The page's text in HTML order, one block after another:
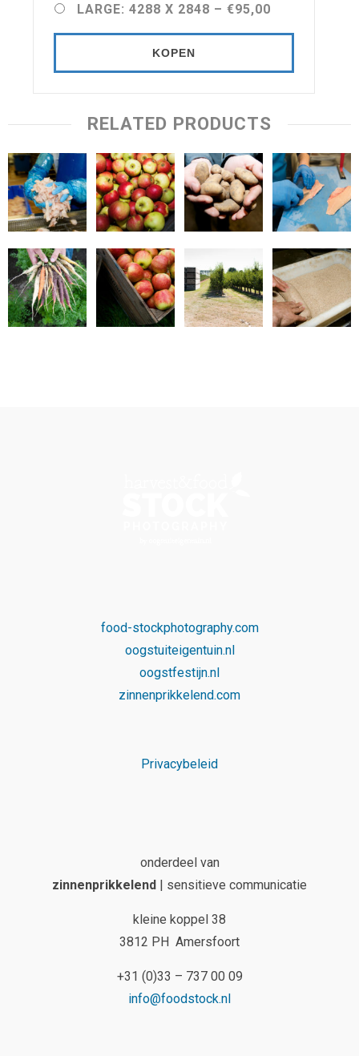
LARGE: 4288 X 2848 – €95,00
KOPEN
RELATED PRODUCTS
food-stockphotography.com
oogstuiteigentuin.nl
oogstfestijn.nl
zinnenprikkelend.com
Privacybeleid
onderdeel van
zinnenprikkelend
| sensitieve communicatie
kleine koppel 38
3812 PH Amersfoort
+31 (0)33 – 737 00 09
info@foodstock.nl